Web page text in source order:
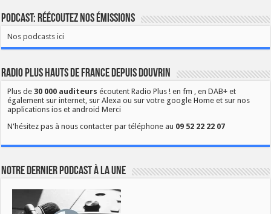
Podcast: Réécoutez nos émissions
Nos podcasts ici
Radio Plus Hauts de France depuis Douvrin
Plus de30 000 auditeurs écoutent Radio Plus ! en fm , en DAB+ et
également sur internet, sur Alexa ou sur votre google Home et sur nos
applications ios et android Merci
N'hésitez pas à nous contacter par téléphone au 09 52 22 22 07
Notre dernier podcast à la une